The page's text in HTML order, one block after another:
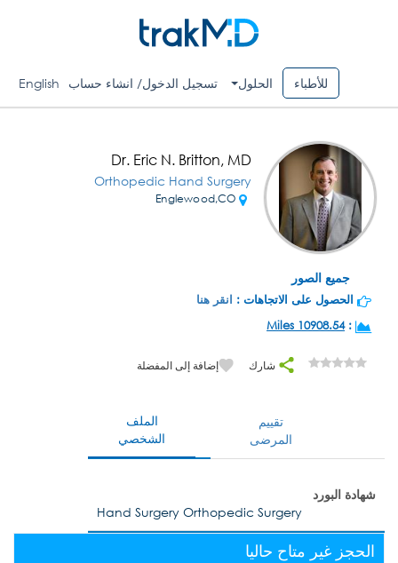
للأطباء الحلول تسجيل الدخول/ انشاء حساب English
جميع الصور
Dr. Eric N. Britton, MD
Orthopedic Hand Surgery
الحصول على الاتجاهات : انقر هنا
:
10908.54 Miles
شارك إضافة إلى المفضلة
الملف
الشخصي
تقييم
المرضى
شهادة البورد
Hand Surgery Orthopedic Surgery
الحجز غير متاح حاليا